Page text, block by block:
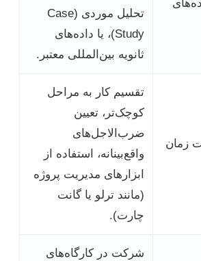
تحلیل موردی (Case
Study)، یا داده‌های
ثانویه بین‌المللی معتبر.
زمان
تقسیم کار به مراحل
کوچک‌تر، تعیین
ضرب‌الاجل‌های
واقع‌بینانه، استفاده از
ابزارهای مدیریت پروژه
(مانند ترلو یا گانت
چارت).
شرکت در کارگاه‌های